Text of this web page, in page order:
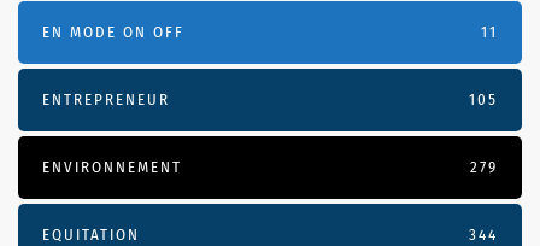
EN MODE ON OFF 11
ENTREPRENEUR 105
ENVIRONNEMENT 279
EQUITATION 344